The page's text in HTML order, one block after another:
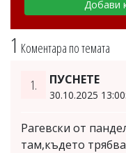
1 Коментара по темата
1. ПУСНЕТЕ
30.10.2025
Рагевски от
там,където